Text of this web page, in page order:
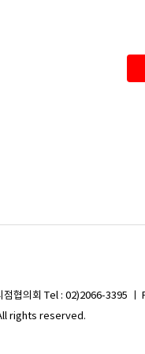
협의회 Tel : 02)2066-3395 ㅣ
rights reserved.